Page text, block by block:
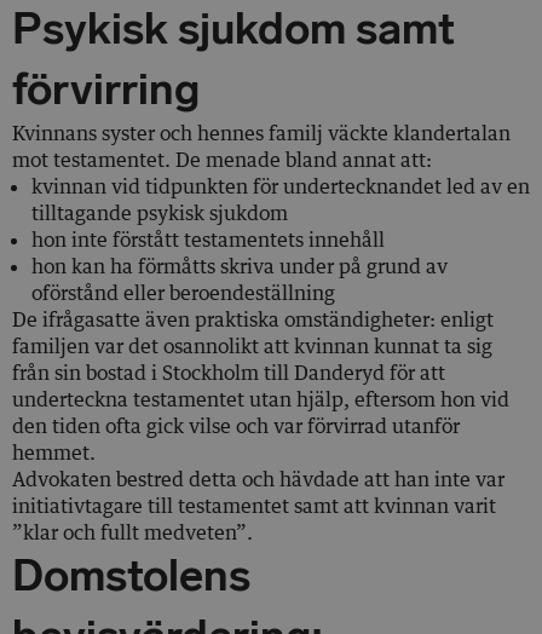
Psykisk sjukdom samt
förvirring
Kvinnans syster och hennes familj väckte klandertalan
mot testamentet. De menade bland annat att:
kvinnan vid tidpunkten för undertecknandet led av en
tilltagande psykisk sjukdom
hon inte förstått testamentets innehåll
hon kan ha förmåtts skriva under på grund av
oförstånd eller beroendeställning
De ifrågasatte även praktiska omständigheter: enligt
familjen var det osannolikt att kvinnan kunnat ta sig
från sin bostad i Stockholm till Danderyd för att
underteckna testamentet utan hjälp, eftersom hon vid
den tiden ofta gick vilse och var förvirrad utanför
hemmet.
Advokaten bestred detta och hävdade att han inte var
initiativtagare till testamentet samt att kvinnan varit
”klar och fullt medveten”.
Domstolens